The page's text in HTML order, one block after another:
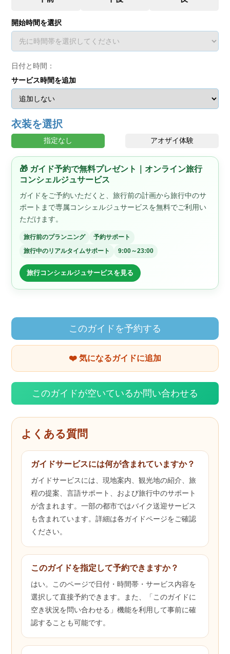
開始時間を選択
日付と時間：
サービス時間を追加
衣装を選択
指定なし アオザイ体験
🎁 ガイド予約で無料プレゼント｜オンライン旅行
コンシェルジュサービス
ガイドをご予約いただくと、旅行前の計画から旅行中のサ
ポートまで専属コンシェルジュサービスを無料でご利用い
ただけます。
旅行前のプランニング
予約サポート
旅行中のリアルタイムサポート
9:00～23:00
旅行コンシェルジュサービスを見る
このガイドを予約する
❤️ 気になるガイドに追加
このガイドが空いているか問い合わせる
よくある質問
ガイドサービスには何が含まれていますか？
ガイドサービスには、現地案内、観光地の紹介、旅
程の提案、言語サポート、および旅行中のサポート
が含まれます。一部の都市ではバイク送迎サービス
も含まれています。詳細は各ガイドページをご確認
ください。
このガイドを指定して予約できますか？
はい。このページで日付・時間帯・サービス内容を
選択して直接予約できます。また、「このガイドに
空き状況を問い合わせる」機能を利用して事前に確
認することも可能です。